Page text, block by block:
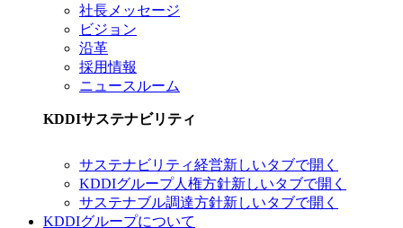
社長メッセージ
ビジョン
沿革
採用情報
ニュースルーム
KDDIサステナビリティ
サステナビリティ経営新しいタブで開く
KDDIグループ人権方針新しいタブで開く
サステナブル調達方針新しいタブで開く
KDDIグループについて